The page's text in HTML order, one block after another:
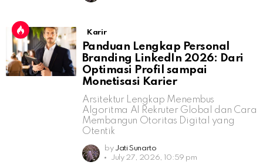
Karir
Panduan Lengkap Personal
Branding LinkedIn 2026: Dari
Optimasi Profil sampai
Monetisasi Karier
Arsitektur Lengkap Menembus
Algoritma AI Rekruter Global dan Cara
Membangun Otoritas Digital yang
Otentik
by Jati Sunarto
July 27, 2026, 10:59 pm